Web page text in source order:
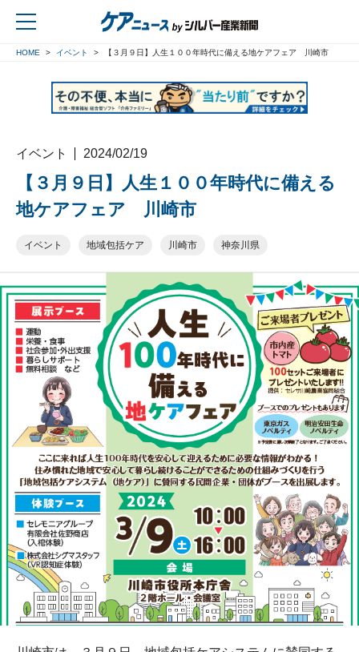
HOME イベント 【３月９日】人生１００年時代に備える地ケアフェア 川崎市
イベント 2024/02/19
【３月９日】人生１００年時代に備える
地ケアフェア 川崎市
イベント 地域包括ケア 川崎市 神奈川県